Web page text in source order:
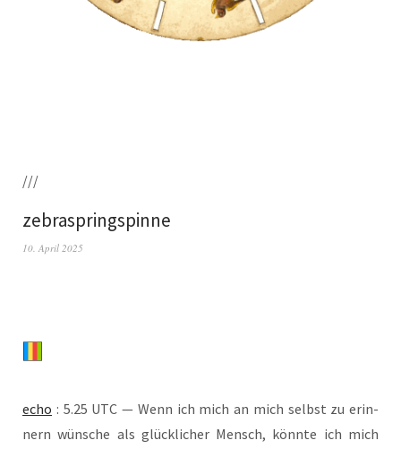
///
zebraspringspinne
10. April 2025
echo : 5.25 UTC — Wenn ich mich an mich selbst zu erin­
nern wün­sche als glück­li­cher Mensch, könn­te ich mich